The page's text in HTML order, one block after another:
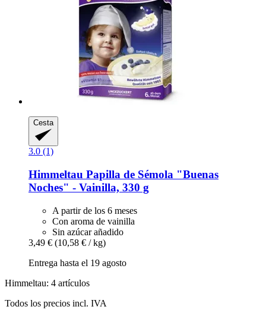
Cesta
3.0 (1)
Himmeltau Papilla de Sémola "Buenas
Noches" -​ Vainilla, 330 g
A partir de los 6 meses
Con aroma de vainilla
Sin azúcar añadido
3,49 € (10,58 € / kg)
Entrega hasta el 19 agosto
Himmeltau: 4 artículos
Todos los precios incl. IVA